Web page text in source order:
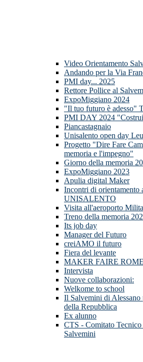
Video Orientamento
Andando per la Via
PMI day... 2025
Rettore Pollice al
ExpoMiggiano 2024
"Il tuo futuro è adesso"
PMI DAY 2024
Piancastagnaio
Unisalento open day
Progetto "Dire Fare
memoria e l'impegno"
Giorno della memoria
ExpoMiggiano 2023
Apulia digital Maker
Incontri di orientamento
UNISALENTO
Visita all'aeroporto
Treno della memoria
Its job day
Manager del Futuro
creiAMO il futuro
Fiera del levante
MAKER FAIRE
Intervista
Nuove collaborazioni:
Welkome to school
Il Salvemini di Alessano
della Repubblica
Ex alunno
CTS - Comitato
Salvemini